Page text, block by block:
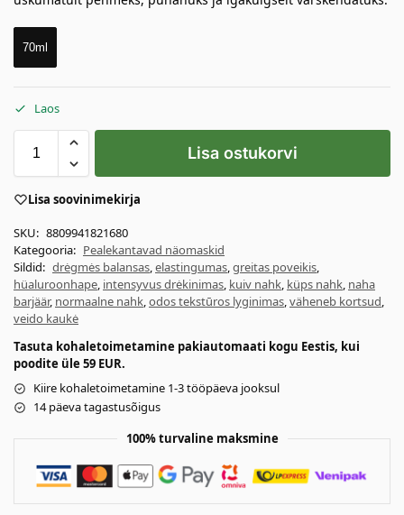
70ml
Laos
Lisa ostukorvi
Lisa soovinimekirja
SKU: 8809941821680
Kategooria: Pealekantavad näomaskid
Sildid: drėgmės balansas,elastingumas,greitas poveikis,
hüaluroonhape, intensyvus drėkinimas, kuiv nahk, küps nahk, naha
barjäär, normaalne nahk,odos tekstūros lyginimas,väheneb kortsud,
veido kaukė
Tasuta kohaletoimetamine pakiautomaati kogu Eestis, kui
poodite üle 59 EUR.
Kiire kohaletoimetamine 1-3 tööpäeva jooksul
14 päeva tagastusõigus
100% turvaline maksmine